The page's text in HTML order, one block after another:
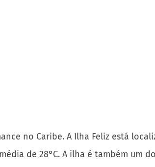
no Caribe. A Ilha Feliz está
de 28°C. A ilha é também um